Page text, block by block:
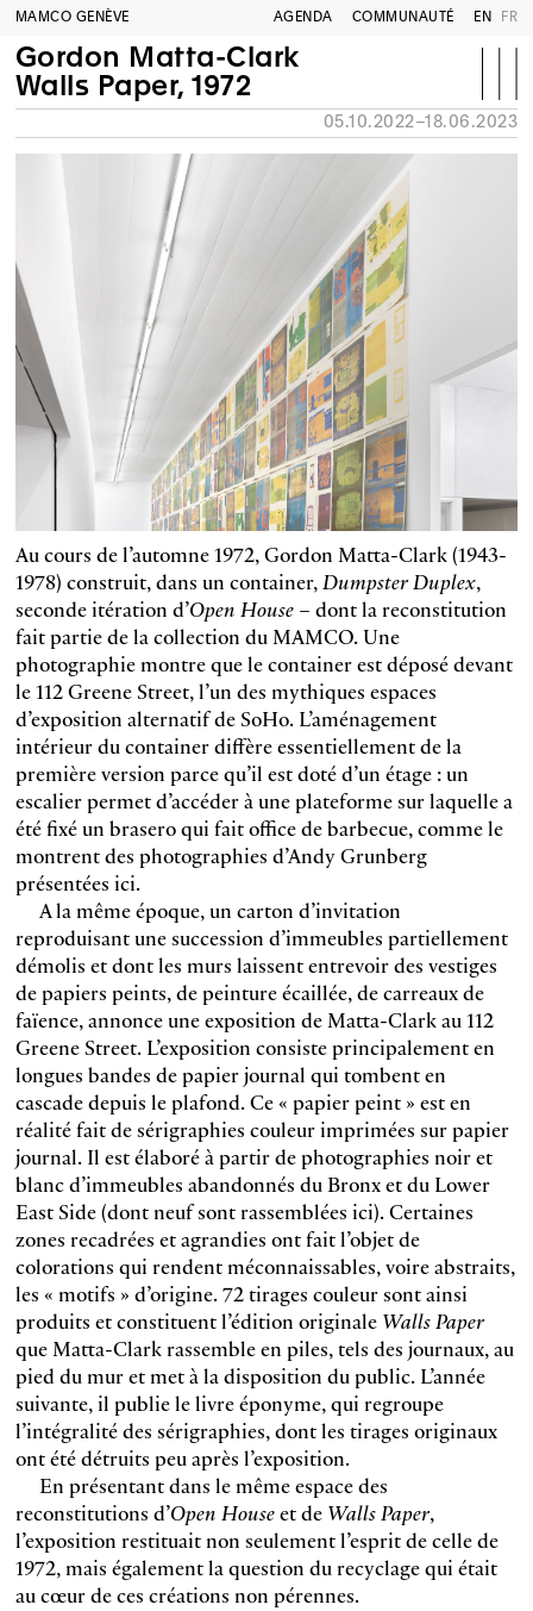
MAMCO GENÈVE AGENDA COMMUNAUTÉ EN FR
Gordon Matta-Clark
Walls Paper, 1972
05.10.2022–18.06.2023
Au cours de l’automne 1972, Gordon Matta-Clark (1943-
1978) construit, dans un container,Dumpster Duplex,
seconde itération d’Open House – dont la reconstitution
fait partie de la collection du MAMCO. Une
photographie montre que le container est déposé devant
le 112 Greene Street, l’un des mythiques espaces
d’exposition alternatif de SoHo. L’aménagement
intérieur du container diffère essentiellement de la
première version parce qu’il est doté d’un étage : un
escalier permet d’accéder à une plateforme sur laquelle a
été fixé un brasero qui fait office de barbecue, comme le
montrent des photographies d’Andy Grunberg
présentées ici.
A la même époque, un carton d’invitation
reproduisant une succession d’immeubles partiellement
démolis et dont les murs laissent entrevoir des vestiges
de papiers peints, de peinture écaillée, de carreaux de
faïence, annonce une exposition de Matta-Clark au 112
Greene Street. L’exposition consiste principalement en
longues bandes de papier journal qui tombent en
cascade depuis le plafond. Ce « papier peint » est en
réalité fait de sérigraphies couleur imprimées sur papier
journal. Il est élaboré à partir de photographies noir et
blanc d’immeubles abandonnés du Bronx et du Lower
East Side (dont neuf sont rassemblées ici). Certaines
zones recadrées et agrandies ont fait l’objet de
colorations qui rendent méconnaissables, voire abstraits,
les « motifs » d’origine. 72 tirages couleur sont ainsi
produits et constituent l’édition originale Walls Paper
que Matta-Clark rassemble en piles, tels des journaux, au
pied du mur et met à la disposition du public. L’année
suivante, il publie le livre éponyme, qui regroupe
l’intégralité des sérigraphies, dont les tirages originaux
ont été détruits peu après l’exposition.
En présentant dans le même espace des
reconstitutions d’Open Houseet de Walls Paper,
l’exposition restituait non seulement l’esprit de celle de
1972, mais également la question du recyclage qui était
au cœur de ces créations non pérennes.